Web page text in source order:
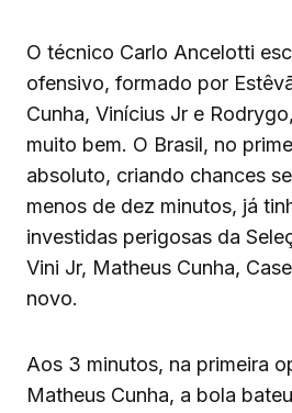
O técnico Carlo Ancelotti
ofensivo, formado por
Cunha, Vinícius Jr e
muito bem. O Brasil, no
absoluto, criando chances
menos de dez minutos, já
investidas perigosas da
Vini Jr, Matheus Cunha,
novo.
Aos 3 minutos, na primeira
Matheus Cunha, a bola